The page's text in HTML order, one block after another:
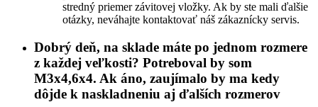
stredný priemer závitovej vložky. Ak by ste mali ďalšie
otázky, neváhajte kontaktovať náš zákaznícky servis.
Dobrý deň, na sklade máte po jednom rozmere
z každej veľkosti? Potreboval by som
M3x4,6x4. Ak áno, zaujímalo by ma kedy
dôjde k naskladneniu aj ďalších rozmerov